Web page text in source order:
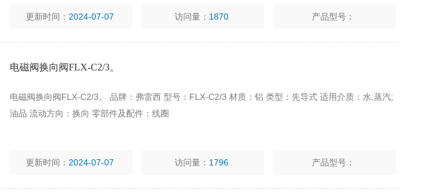
更新时间： 2024-07-07 访问量： 1870 产品型号：
电磁阀换向阀FLX-C2/3。
电磁阀换向阀FLX-C2/3。 品牌：弗雷西 型号：FLX-C2/3 材质：铝 类型：先导式 适用介质：水;蒸汽;
油品 流动方向：换向 零部件及配件：线圈
更新时间： 2024-07-07 访问量： 1796 产品型号：